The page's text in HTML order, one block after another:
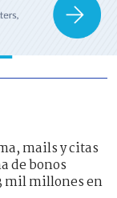
mails y citas
de bonos
mil millones en